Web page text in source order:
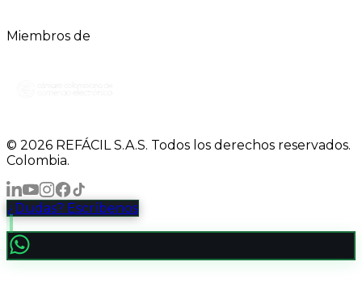
Miembros de
© 2026 REFÁCIL S.A.S. Todos los derechos reservados.
Colombia.
¿Dudas? Escríbenos